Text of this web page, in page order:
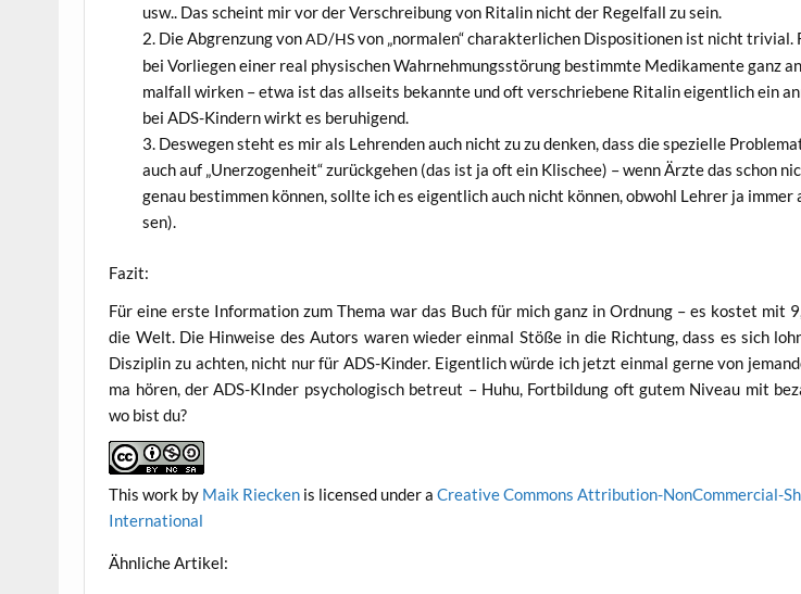
usw.. Das scheint mir vor der Ver­schrei­bung von Rital­in nicht der Regel­fall zu sein.
Die Abgren­zung vonAD/HSvon „nor­ma­len“ cha­rak­ter­li­chen Dis­po­si­tio­nen ist nicht tri­vi­al.
bei Vor­lie­gen einer real phy­si­schen Wahr­neh­mungs­stö­rung bestimm­te Medi­ka­men­te ganz
mal­fall wir­ken – etwa ist das all­seits bekann­te und oft ver­schrie­be­ne Rital­in eigent­lich ein
bei ADS-Kin­dern wirkt es beruhigend.
Des­we­gen steht es mir als Leh­ren­den auch nicht zu zu den­ken, dass die spe­zi­el­le
auch auf „Uner­zo­gen­heit“ zurück­ge­hen (das ist ja oft ein Kli­schee) – wenn Ärz­te das schon
genau bestim­men kön­nen, soll­te ich es eigent­lich auch nicht kön­nen, obwohl Leh­rer ja
sen).
Fazit:
Für eine ers­te Infor­ma­ti­on zum The­ma war das Buch für mich ganz in Ord­nung – es kos­tet mit
die Welt. Die Hin­wei­se des Autors waren wie­der ein­mal Stö­ße in die Rich­tung, dass es sich
Dis­zi­plin zu ach­ten, nicht nur für ADS-Kin­der. Eigent­lich wür­de ich jetzt ein­mal ger­ne von
ma hören, der ADS-KIn­der psy­cho­lo­gisch betreut – Huhu, Fort­bil­dung oft gutem Niveau mit
wo bist du?
This work by Maik Riecken is licen­sed under aCrea­ti­ve Com­mons Attri­bu­ti­on-Non­Com­mer­cial-
International
Ähn­li­che Artikel: